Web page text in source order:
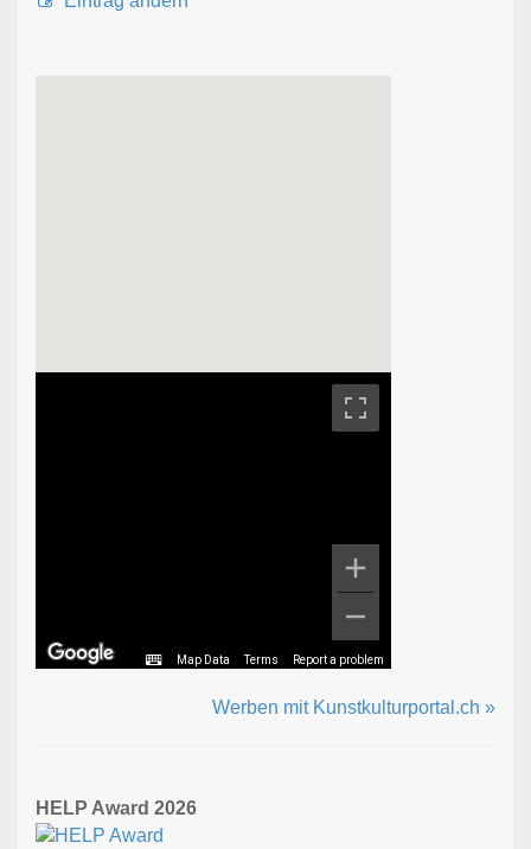
Map Data Terms Report a problem
Werben mit Kunstkulturportal.ch »
HELP Award 2026